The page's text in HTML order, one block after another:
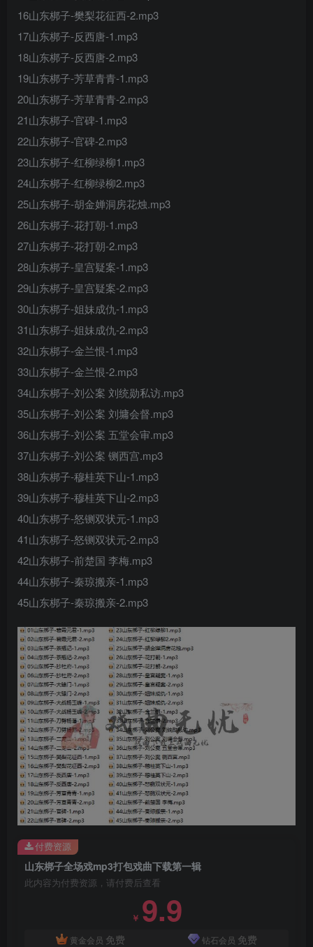
16山东梆子-樊梨花征西-2.mp3
17山东梆子-反西唐-1.mp3
18山东梆子-反西唐-2.mp3
19山东梆子-芳草青青-1.mp3
20山东梆子-芳草青青-2.mp3
21山东梆子-官碑-1.mp3
22山东梆子-官碑-2.mp3
23山东梆子-红柳绿柳1.mp3
24山东梆子-红柳绿柳2.mp3
25山东梆子-胡金婵洞房花烛.mp3
26山东梆子-花打朝-1.mp3
27山东梆子-花打朝-2.mp3
28山东梆子-皇宫疑案-1.mp3
29山东梆子-皇宫疑案-2.mp3
30山东梆子-姐妹成仇-1.mp3
31山东梆子-姐妹成仇-2.mp3
32山东梆子-金兰恨-1.mp3
33山东梆子-金兰恨-2.mp3
34山东梆子-刘公案 刘统勋私访.mp3
35山东梆子-刘公案 刘墉会督.mp3
36山东梆子-刘公案 五堂会审.mp3
37山东梆子-刘公案 铡西宫.mp3
38山东梆子-穆桂英下山-1.mp3
39山东梆子-穆桂英下山-2.mp3
40山东梆子-怒铡双状元-1.mp3
41山东梆子-怒铡双状元-2.mp3
42山东梆子-前楚国 李梅.mp3
44山东梆子-秦琼搬亲-1.mp3
45山东梆子-秦琼搬亲-2.mp3
山东梆子全场戏mp3打包戏曲下载第一辑
此内容为付费资源，请付费后查看
￥ 9.9
黄金会员 免费 钻石会员 免费
付费资源